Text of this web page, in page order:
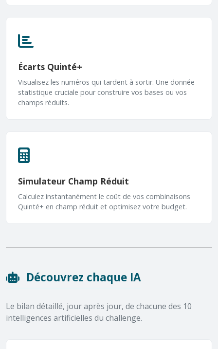
Écarts Quinté+
Visualisez les numéros qui tardent à sortir. Une donnée
statistique cruciale pour construire vos bases ou vos
champs réduits.
Simulateur Champ Réduit
Calculez instantanément le coût de vos combinaisons
Quinté+ en champ réduit et optimisez votre budget.
Découvrez chaque IA
Le bilan détaillé, jour après jour, de chacune des 10
intelligences artificielles du challenge.